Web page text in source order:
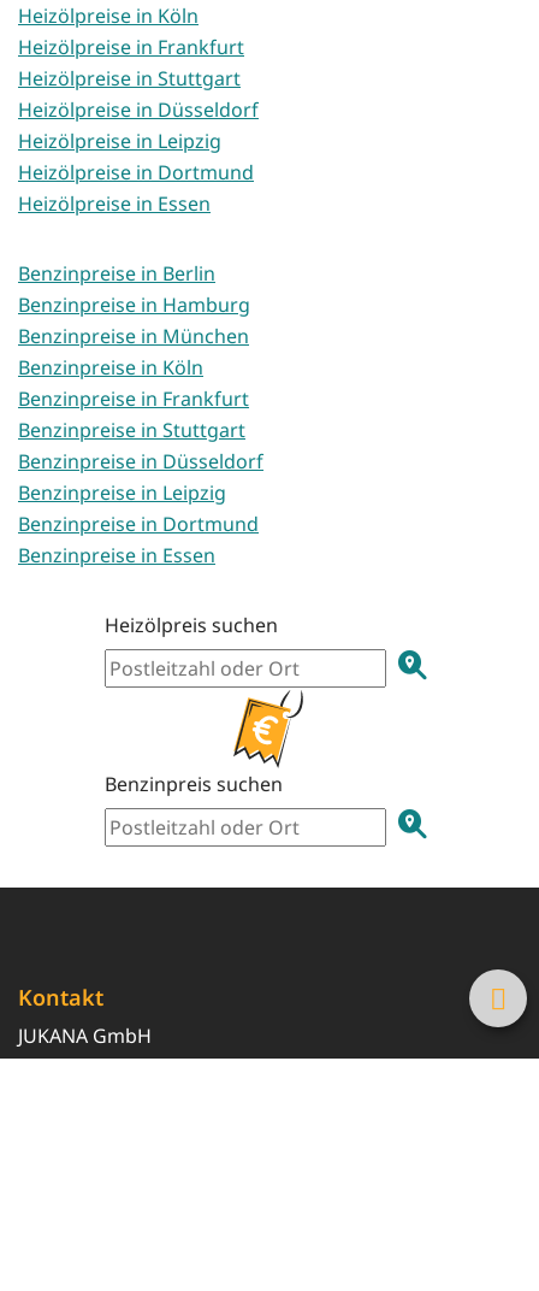
Heizölpreise in Köln
Heizölpreise in Frankfurt
Heizölpreise in Stuttgart
Heizölpreise in Düsseldorf
Heizölpreise in Leipzig
Heizölpreise in Dortmund
Heizölpreise in Essen
Benzinpreise in Berlin
Benzinpreise in Hamburg
Benzinpreise in München
Benzinpreise in Köln
Benzinpreise in Frankfurt
Benzinpreise in Stuttgart
Benzinpreise in Düsseldorf
Benzinpreise in Leipzig
Benzinpreise in Dortmund
Benzinpreise in Essen
Heizölpreis suchen
Benzinpreis suchen
Kontakt
JUKANA GmbH